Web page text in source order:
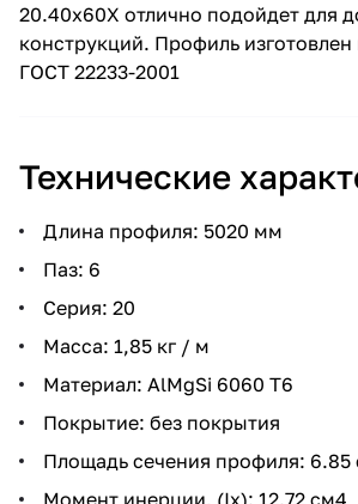
20.40х60X отлично подойдет для
конструкций. Профиль
ГОСТ 22233-2001
Технические
Длина профиля: 5020 мм
Паз: 6
Серия: 20
Масса: 1,85 кг / м
Материал: AlMgSi 6060 Т6
Покрытие: без покрытия
Площадь сечения профиля: 6.85
Момент инерции, (Ix): 12.72 см4